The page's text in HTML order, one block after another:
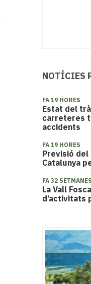
NOTÍCIES
FA 19 HORES
Estat del
carreteres
accidents
FA 19 HORES
Previsió del
Catalunya
FA 32 SETMANES
La Vall
d’activitats